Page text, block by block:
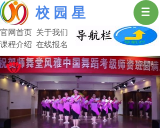
校 园 星
官网首页 关于我们
课程介绍 在线报名
中 国 校 园 星
用“心”做教育，开“启”大未来
中国校园星